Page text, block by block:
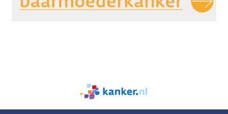
We
zijn